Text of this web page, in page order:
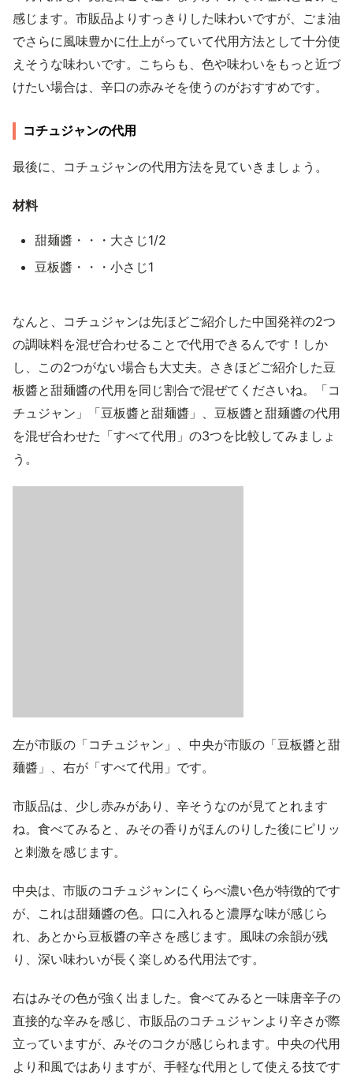
感じます。市販品よりすっきりした味わいですが、ごま油
でさらに風味豊かに仕上がっていて代用方法として十分使
えそうな味わいです。こちらも、色や味わいをもっと近づ
けたい場合は、辛口の赤みそを使うのがおすすめです。
コチュジャンの代用
最後に、コチュジャンの代用方法を見ていきましょう。
材料
甜麺醬・・・大さじ1/2
豆板醬・・・小さじ1
なんと、コチュジャンは先ほどご紹介した中国発祥の2つ
の調味料を混ぜ合わせることで代用できるんです！しか
し、この2つがない場合も大丈夫。さきほどご紹介した豆
板醬と甜麺醬の代用を同じ割合で混ぜてくださいね。「コ
チュジャン」「豆板醬と甜麺醬」、豆板醬と甜麺醬の代用
を混ぜ合わせた「すべて代用」の3つを比較してみましょ
う。
左が市販の「コチュジャン」、中央が市販の「豆板醬と甜
麺醬」、右が「すべて代用」です。
市販品は、少し赤みがあり、辛そうなのが見てとれます
ね。食べてみると、みその香りがほんのりした後にピリッ
と刺激を感じます。
中央は、市販のコチュジャンにくらべ濃い色が特徴的です
が、これは甜麺醬の色。口に入れると濃厚な味が感じら
れ、あとから豆板醬の辛さを感じます。風味の余韻が残
り、深い味わいが長く楽しめる代用法です。
右はみその色が強く出ました。食べてみると一味唐辛子の
直接的な辛みを感じ、市販品のコチュジャンより辛さが際
立っていますが、みそのコクが感じられます。中央の代用
より和風ではありますが、手軽な代用として使える技です